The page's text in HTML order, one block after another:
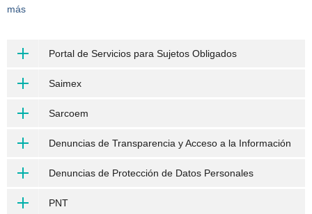
más
Portal de Servicios para Sujetos Obligados
Saimex
Sarcoem
Denuncias de Transparencia y Acceso a la Información
Denuncias de Protección de Datos Personales
PNT